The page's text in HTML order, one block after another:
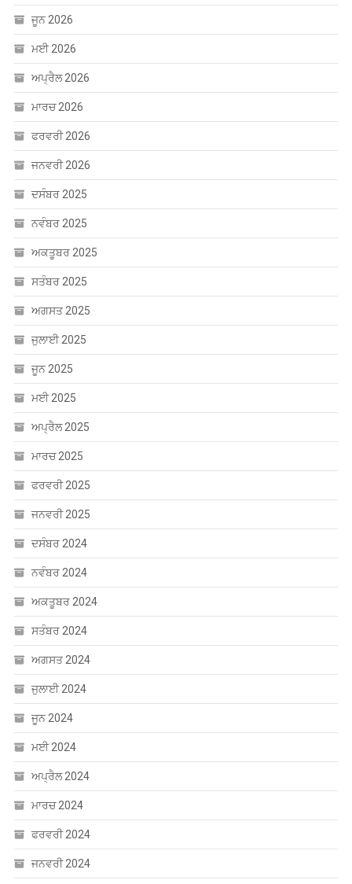
ਮਾਰਚ 2026
ਫਰਵਰੀ 2026
ਜਨਵਰੀ 2026
ਦਸੰਬਰ 2025
ਨਵੰਬਰ 2025
ਅਕਤੂਬਰ 2025
ਸਤੰਬਰ 2025
ਅਗਸਤ 2025
ਜੁਲਾਈ 2025
ਜੂਨ 2025
ਮਈ 2025
ਅਪ੍ਰੈਲ 2025
ਮਾਰਚ 2025
ਫਰਵਰੀ 2025
ਜਨਵਰੀ 2025
ਦਸੰਬਰ 2024
ਨਵੰਬਰ 2024
ਅਕਤੂਬਰ 2024
ਸਤੰਬਰ 2024
ਅਗਸਤ 2024
ਜੁਲਾਈ 2024
ਜੂਨ 2024
ਮਈ 2024
ਅਪ੍ਰੈਲ 2024
ਮਾਰਚ 2024
ਫਰਵਰੀ 2024
ਜਨਵਰੀ 2024
ਦਸੰਬਰ 2023
ਸਤੰਬਰ 2023
ਅਗਸਤ 2023